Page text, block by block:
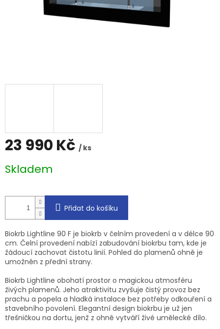
23 990 Kč / ks
cena:
Skladem
Přidat do košíku
Biokrb Lightline 90 F je biokrb v čelním provedení a v délce 90
cm. Čelní provedení nabízí zabudování biokrbu tam, kde je
žádoucí zachovat čistotu linií. Pohled do plamenů ohně je
umožněn z přední strany.
Biokrb Lightline obohatí prostor o magickou atmosféru
živých plamenů. Jeho atraktivitu zvyšuje čistý provoz bez
prachu a popela a hladká instalace bez potřeby odkouření a
stavebního povolení. Elegantní design biokrbu je už jen
třešničkou na dortu, jenž z ohně vytváří živé umělecké dílo.